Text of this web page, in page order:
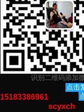
上一篇：品牌规划中有哪
牌策划的影响​​力？
下一篇：品牌推广的方式
道）
猜你感兴趣的内容
暂无相关文章！
识别二维码添加
点击
15183386961
scyxch